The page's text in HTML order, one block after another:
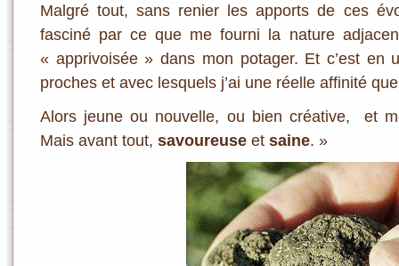
Malgré tout, sans renier les apports de ces
fasciné par ce que me fourni la nature
« apprivoisée » dans mon potager. Et c’est en
proches et avec lesquels j’ai une réelle affinité
Alors jeune ou nouvelle, ou bien créative, et
Mais avant tout, savoureuse et saine. »